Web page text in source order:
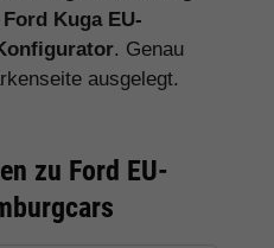
Ford Kuga EU-
. Genau
ausgelegt.
zu Ford EU-